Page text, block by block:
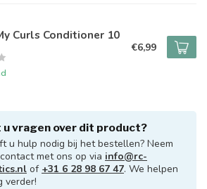
Curls Conditioner 10
€6,99
vragen over dit product?
u hulp nodig bij het bestellen? Neem
met ons op via info@rc-
of +31 6 28 98 67 47. We helpen
verder!